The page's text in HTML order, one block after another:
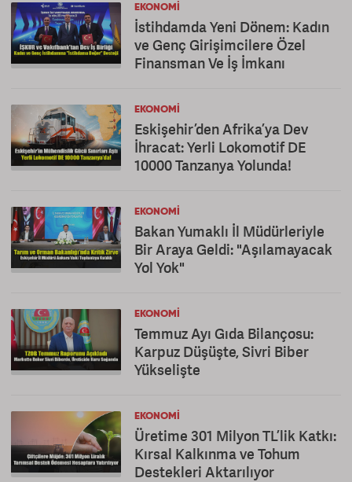
EKONOMI
İstihdamda Yeni Dönem: Kadın
ve Genç Girişimcilere Özel
Finansman Ve İş İmkanı
EKONOMI
Eskişehir’den Afrika’ya Dev
İhracat: Yerli Lokomotif DE
10000 Tanzanya Yolunda!
EKONOMI
Bakan Yumaklı İl Müdürleriyle
Bir Araya Geldi: "Aşılamayacak
Yol Yok"
EKONOMI
Temmuz Ayı Gıda Bilançosu:
Karpuz Düşüşte, Sivri Biber
Yükselişte
EKONOMI
Üretime 301 Milyon TL’lik Katkı:
Kırsal Kalkınma ve Tohum
Destekleri Aktarılıyor